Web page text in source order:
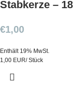
Stabkerze –
€1,00
Enthält 19% MwSt.
1,00 EUR/ Stück